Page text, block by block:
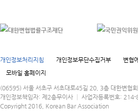
개인정보처리지침 개인정보무단수집거부
변협
모바일 홈페이지
(06595) 서울 서초구 서초대로45길 20, 3층 대한변협
개인정보책임자: 제2총무이사 │ 사업자등록번호:
Copyright 2016, Korean Bar Association